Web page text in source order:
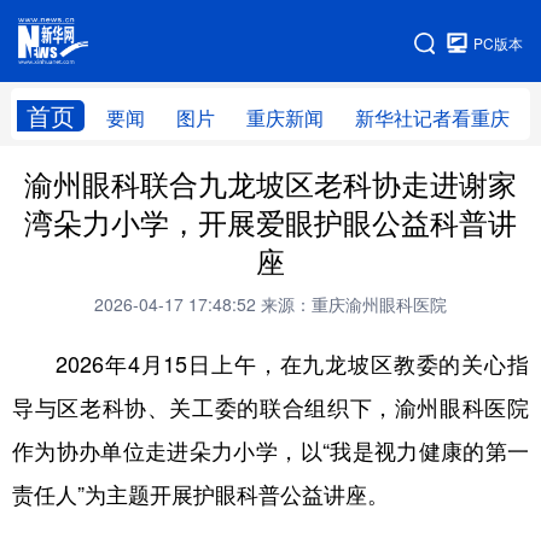
PC版本
首页 要闻 图片 重庆新闻 新华社记者看重庆
网站地图
渝州眼科联合九龙坡区老科协走进谢家
湾朵力小学，开展爱眼护眼公益科普讲
座
2026-04-17 17:48:52 来源：重庆渝州眼科医院
2026年4月15日上午，在九龙坡区教委的关心指
导与区老科协、关工委的联合组织下，渝州眼科医院
作为协办单位走进朵力小学，以“我是视力健康的第一
责任人”为主题开展护眼科普公益讲座。